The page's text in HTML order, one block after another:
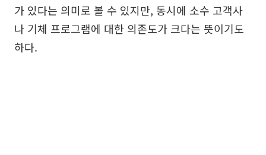
가 있다는 의미로 볼 수 있지만, 동시에 소수 고객사
나 기체 프로그램에 대한 의존도가 크다는 뜻이기도
하다.